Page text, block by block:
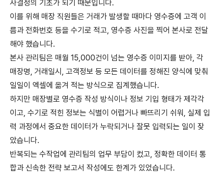
사결정의 기초가 되기 때문입니다.
이를 위해 매장 직원들은 거래가 발생할 때마다 영수증에 고객 이
름과 전화번호 등을 수기로 적고, 영수증 사진을 찍어 본사로 전달
해야 했습니다.
본사 관리팀은 매월 15,000건이 넘는 영수증 이미지를 받아, 각
매장명, 거래일시, 고객정보 등 모든 데이터를 정해진 양식에 맞춰
일일이 엑셀에 옮겨 적는 방식으로 집계했습니다.
하지만 매장별로 영수증 작성 방식이나 정보 기입 형태가 제각각
이고, 수기로 적힌 정보는 식별이 어렵거나 빠뜨리기 쉬워, 실제 입
력 과정에서 중요한 데이터가 누락되거나 잘못 입력되는 일이 잦
았습니다.
반복되는 수작업에 관리팀의 업무 부담이 컸고, 정확한 데이터 통
합과 신속한 전략 보고서 작성에도 한계가 있었습니다.